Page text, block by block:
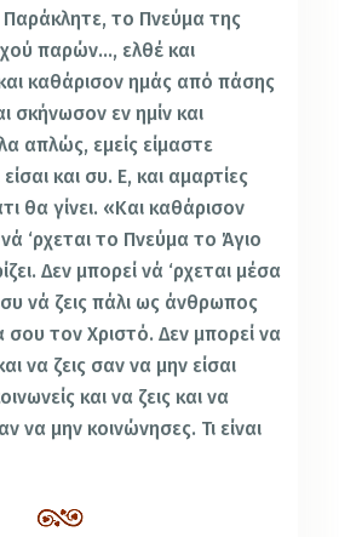
Παράκλητε, το Πνεύμα της
παρών…, ελθέ και
καθάρισον ημάς από πάσης
σκήνωσον εν ημίν και
απλώς, εμείς είμαστε
και συ. Ε, και αμαρτίες
θα γίνει. «Και καθάρισον
‘ρχεται το Πνεύμα το Άγιο
Δεν μπορεί νά ‘ρχεται μέσα
νά ζεις πάλι ως άνθρωπος
σου τον Χριστό. Δεν μπορεί να
να ζεις σαν να μην είσαι
και να ζεις και να
να μην κοινώνησες. Τι είναι